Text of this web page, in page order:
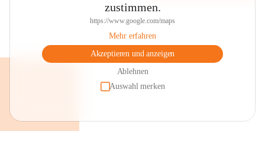
zustimmen.
https://www.google.com/maps
Mehr erfahren
Akzeptieren und anzeigen
Ablehnen
Auswahl merken